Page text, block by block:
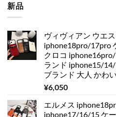
新品
ヴィヴィアン ウエ
iphone18pro/17pro
クロコ
ランド iphone15/
ブランド 大人 かわ
¥6,050
エルメス
iphone17/16/15 ケ